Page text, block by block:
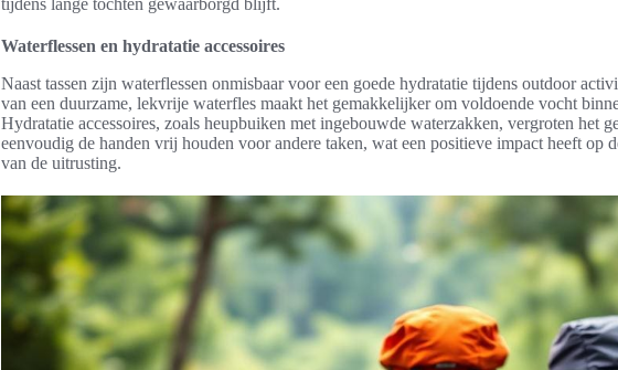
tijdens lange tochten gewaarborgd blijft.
Waterflessen en hydratatie accessoires
Naast tassen zijn waterflessen onmisbaar voor een goede hydratatie tijdens outdoor
van een duurzame, lekvrije waterfles maakt het gemakkelijker om voldoende vocht
Hydratatie accessoires, zoals heupbuiken met ingebouwde waterzakken, vergroten het
eenvoudig de handen vrij houden voor andere taken, wat een positieve impact heeft op
van de uitrusting.